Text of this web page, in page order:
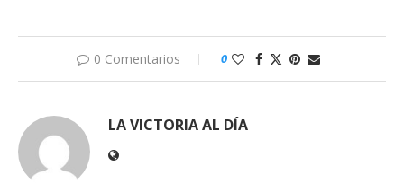
0 Comentarios 0
LA VICTORIA AL DÍA